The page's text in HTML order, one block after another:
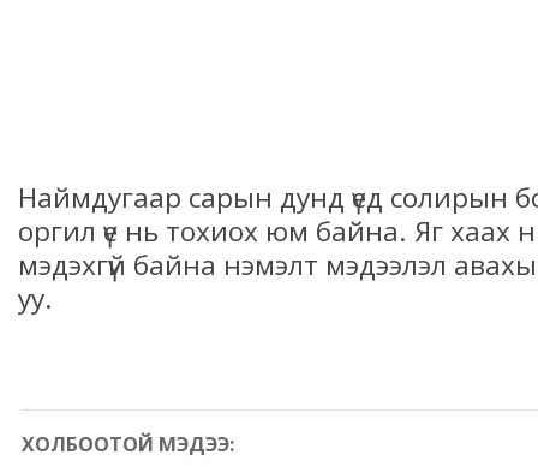
Наймдугаар сарын дунд үед солирын
оргил үе нь тохиох юм байна. Яг хаах
мэдэхгүй байна нэмэлт мэдээлэл
уу.
ХОЛБООТОЙ МЭДЭЭ: